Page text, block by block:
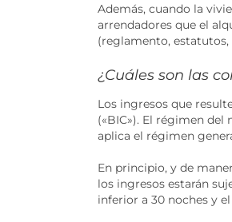
Además, cuando la
arrendadores que el
(reglamento, estatutos,
¿Cuáles son las
Los ingresos que
(«BIC»). El régimen del
aplica el régimen
En principio, y de
los ingresos estarán
inferior a 30 noches y